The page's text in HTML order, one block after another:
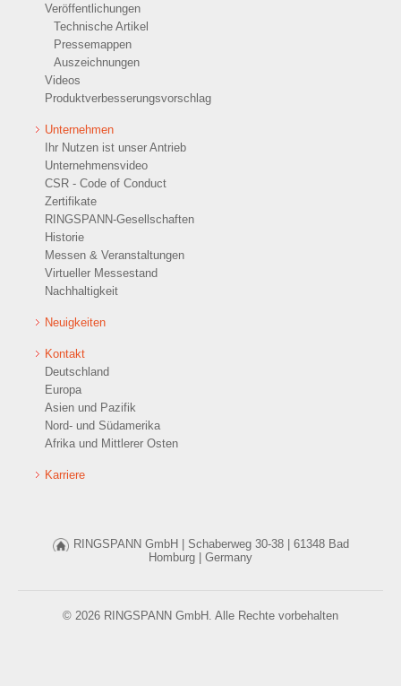
Veröffentlichungen
Technische Artikel
Pressemappen
Auszeichnungen
Videos
Produktverbesserungsvorschlag
Unternehmen
Ihr Nutzen ist unser Antrieb
Unternehmensvideo
CSR - Code of Conduct
Zertifikate
RINGSPANN-Gesellschaften
Historie
Messen & Veranstaltungen
Virtueller Messestand
Nachhaltigkeit
Neuigkeiten
Kontakt
Deutschland
Europa
Asien und Pazifik
Nord- und Südamerika
Afrika und Mittlerer Osten
Karriere
RINGSPANN GmbH | Schaberweg 30-38 |
61348 Bad
Homburg |
Germany
© 2026 RINGSPANN GmbH. Alle Rechte vorbehalten